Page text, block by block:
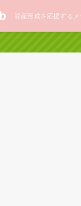
資産形成を応援するメ